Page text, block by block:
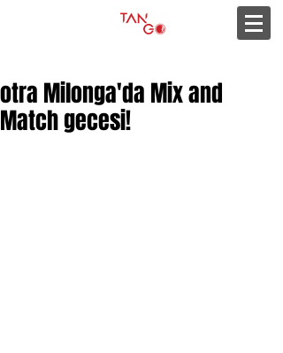
otra Milonga'da Mix and
Match gecesi!